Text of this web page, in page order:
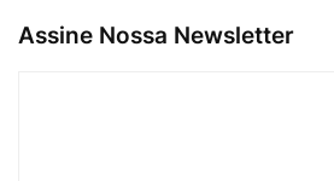
Assine Nossa Newsletter